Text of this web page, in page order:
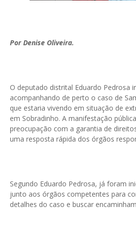
Por Denise Oliveira.
O deputado distrital Eduardo Pedrosa
acompanhando de perto o caso de
que estaria vivendo em situação de
em Sobradinho. A manifestação
preocupação com a garantia de
uma resposta rápida dos órgãos
Segundo Eduardo Pedrosa, já foram
junto aos órgãos competentes para
detalhes do caso e buscar